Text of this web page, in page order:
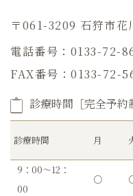
〒061-3209 石狩市花
電話番号：0133-72-
FAX番号：0133-72-
診療時間［完全予約
診療時間 月
9：00～12：
00
○